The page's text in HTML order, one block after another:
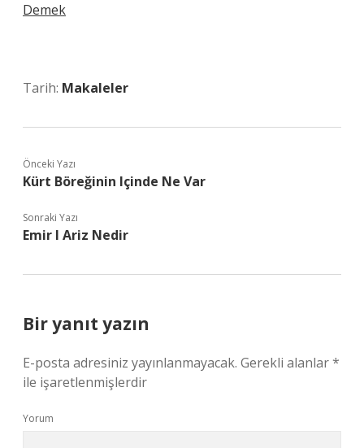
Demek
Tarih: Makaleler
Önceki Yazı
Kürt Böreğinin Içinde Ne Var
Sonraki Yazı
Emir I Ariz Nedir
Bir yanıt yazın
E-posta adresiniz yayınlanmayacak. Gerekli alanlar*
ile işaretlenmişlerdir
Yorum